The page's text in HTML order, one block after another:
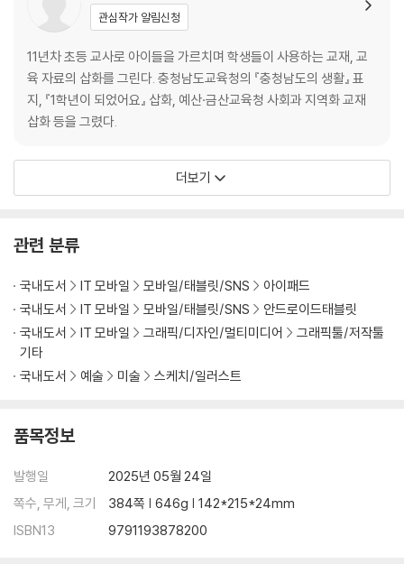
관심작가 알림신청
11년차 초등 교사로 아이들을 가르치며 학생들이 사용하는 교재, 교
육 자료의 삽화를 그린다. 충청남도교육청의 『충청남도의 생활』 표
지, 『1학년이 되었어요』 삽화, 예산·금산교육청 사회과 지역화 교재
삽화 등을 그렸다.
더보기
관련 분류
국내도서 IT 모바일 모바일/태블릿/SNS
아이패드
국내도서
IT 모바일 모바일/태블릿/SNS
안드로이드태블릿
국내도서
IT 모바일 그래픽/디자인/멀티미디어
그래픽툴/저작툴
기타
국내도서
예술 미술 스케치/일러스트
품목정보
발행일
2025년 05월 24일
쪽수, 무게, 크기
384쪽 | 646g | 142*215*24mm
ISBN13
9791193878200